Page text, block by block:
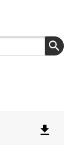
search
file_download